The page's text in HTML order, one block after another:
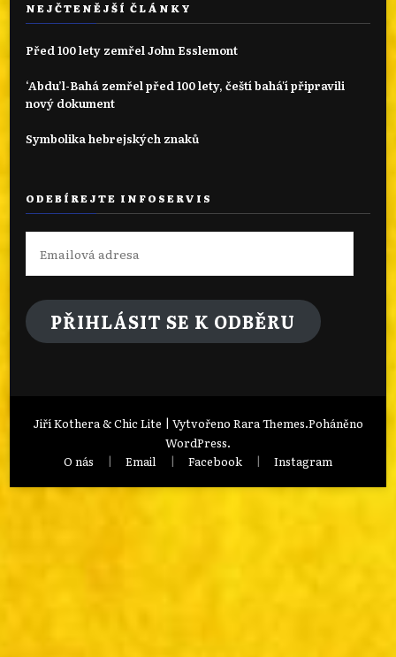
NEJČTENĚJŠÍ ČLÁNKY
Před 100 lety zemřel John Esslemont
‘Abdu’l-Bahá zemřel před 100 lety, čeští bahá'í připravili
nový dokument
Symbolika hebrejských znaků
ODEBÍREJTE INFOSERVIS
Emailová
adresa
PŘIHLÁSIT SE K ODBĚRU
Jiří Kothera & Chic Lite | Vytvořeno Rara Themes.Poháněno
WordPress.
O nás
Email Facebook Instagram